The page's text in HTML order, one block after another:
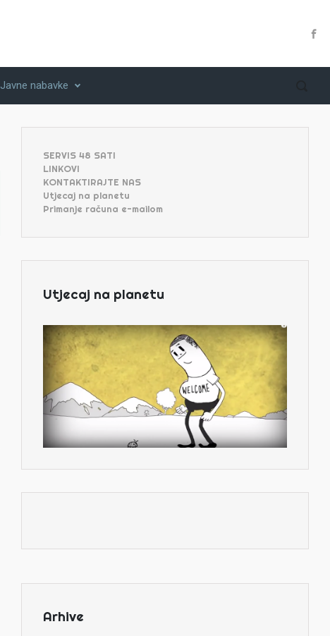
Javne nabavke
SERVIS 48 SATI
LINKOVI
KONTAKTIRAJTE NAS
Utjecaj na planetu
Primanje računa e-mailom
Utjecaj na planetu
Arhive